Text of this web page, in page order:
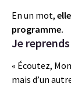
En un mot,
programme.
Je
« Écoutez,
mais d’un